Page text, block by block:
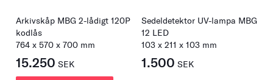
Arkivskåp MBG 2-lådigt 120P
kodlås
764 x 570 x 700 mm
15.250 SEK
Sedeldetektor UV-lampa MBG
12 LED
103 x 211 x 103 mm
1.500 SEK